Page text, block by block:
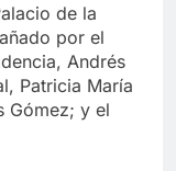
de la
por el
Andrés
Patricia María
Gómez; y el